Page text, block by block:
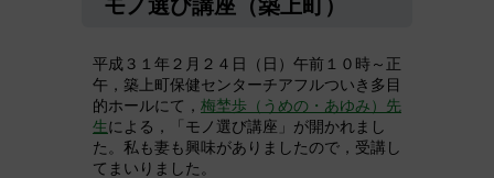
平成３１年２月２４日（日）午前１０時～正
午，築上町保健センターチアフルついき多目
的ホールにて， 梅埜歩（うめの・あゆみ）先
生による，「モノ選び講座」が開かれまし
た。私も妻も興味がありましたので，受講し
てまいりました。